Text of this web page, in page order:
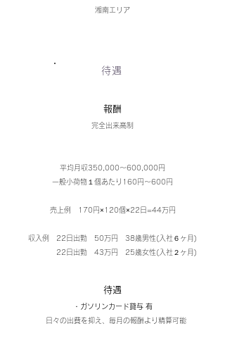
湘南エリア
待遇
​報酬
完全出来高制
​平均月収350,000〜600,000円
一般小荷物１個あたり160円〜600円
​売上例 170円×120個×22日=44万円
収入例 22日出勤 50万円 38歳男性(入社６ヶ月)
22日出勤 43万円 25歳女性(入社２ヶ月)
待遇
・ガソリンカード貸与 有
​ 日々の出費を抑え、毎月の報酬より精算可能​